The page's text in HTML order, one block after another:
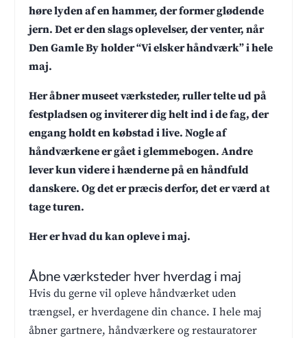
høre lyden af en hammer, der former glødende
jern. Det er den slags oplevelser, der venter, når
Den Gamle By holder “Vi elsker håndværk” i hele
maj.
Her åbner museet værksteder, ruller telte ud på
festpladsen og inviterer dig helt ind i de fag, der
engang holdt en købstad i live. Nogle af
håndværkene er gået i glemmebogen. Andre
lever kun videre i hænderne på en håndfuld
danskere. Og det er præcis derfor, det er værd at
tage turen.
Her er hvad du kan opleve i maj.
Åbne værksteder hver hverdag i maj
Hvis du gerne vil opleve håndværket uden
trængsel, er hverdagene din chance. I hele maj
åbner gartnere, håndværkere og restauratorer